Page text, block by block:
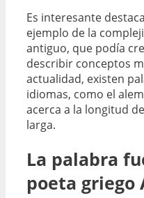
Es interesante
ejemplo de la
antiguo, que podía
describir conceptos
actualidad, existen
idiomas, como el
acerca a la longitud
larga.
La palabra
poeta griego